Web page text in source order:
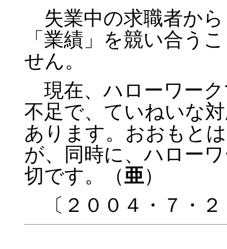
失業中の求職者か
「業績」を競い合う
せん。
現在、ハローワー
不足で、ていねいな
あります。おおもと
が、同時に、ハロー
切です。（亜）
〔２００４・７・２